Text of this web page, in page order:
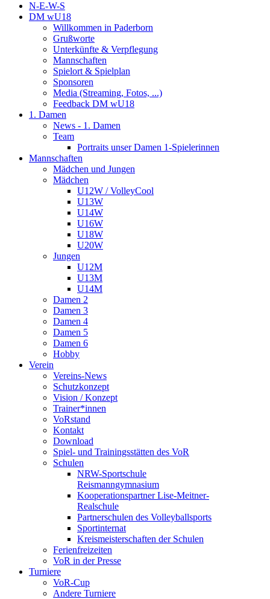
N-E-W-S
DM wU18
Willkommen in Paderborn
Grußworte
Unterkünfte & Verpflegung
Mannschaften
Spielort & Spielplan
Sponsoren
Media (Streaming, Fotos, ...)
Feedback DM wU18
1. Damen
News - 1. Damen
Team
Portraits unser Damen 1-Spielerinnen
Mannschaften
Mädchen und Jungen
Mädchen
U12W / VolleyCool
U13W
U14W
U16W
U18W
U20W
Jungen
U12M
U13M
U14M
Damen 2
Damen 3
Damen 4
Damen 5
Damen 6
Hobby
Verein
Vereins-News
Schutzkonzept
Vision / Konzept
Trainer*innen
VoRstand
Kontakt
Download
Spiel- und Trainingsstätten des VoR
Schulen
NRW-Sportschule
Reismanngymnasium
Kooperationspartner Lise-Meitner-
Realschule
Partnerschulen des Volleyballsports
Sportinternat
Kreismeisterschaften der Schulen
Ferienfreizeiten
VoR in der Presse
Turniere
VoR-Cup
Andere Turniere